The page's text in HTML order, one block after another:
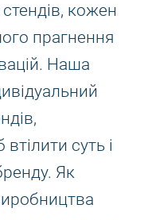
кожен
прагнення
Наша
суть і
Як